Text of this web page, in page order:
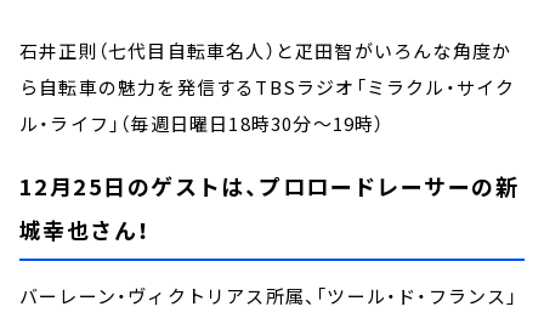
石井正則（七代目自転車名人）と疋田智がいろんな角度か
ら自転車の魅力を発信するTBSラジオ「ミラクル・サイク
ル・ライフ」（毎週日曜日18時30分～19時）
12月25日のゲストは、プロロードレーサーの新
城幸也さん！
バーレーン・ヴィクトリアス所属、「ツール・ド・フランス」